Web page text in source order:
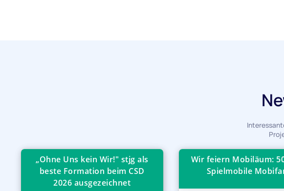
„Ohne Uns kein Wir!" stjg als
beste Formation beim CSD
2026 ausgezeichnet
Wir feiern Mobiläum:
Spielmobile